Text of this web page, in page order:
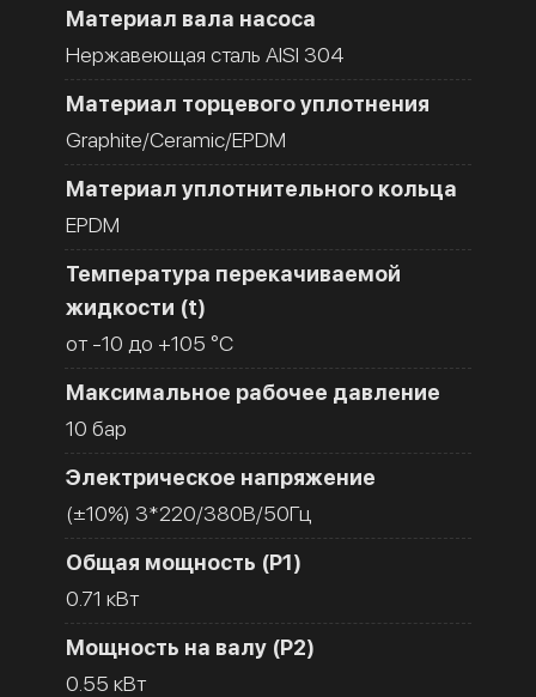
Материал вала насоса
Нержавеющая сталь AISI 304
Материал торцевого уплотнения
Graphite/Ceramic/EPDM
Материал уплотнительного кольца
EPDM
Температура перекачиваемой
жидкости (t)
от -10 до +105 °C
Максимальное рабочее давление
10 бар
Электрическое напряжение
(±10%) 3*220/380В/50Гц
Общая мощность (Р1)
0.71 кВт
Мощность на валу (Р2)
0.55 кВт